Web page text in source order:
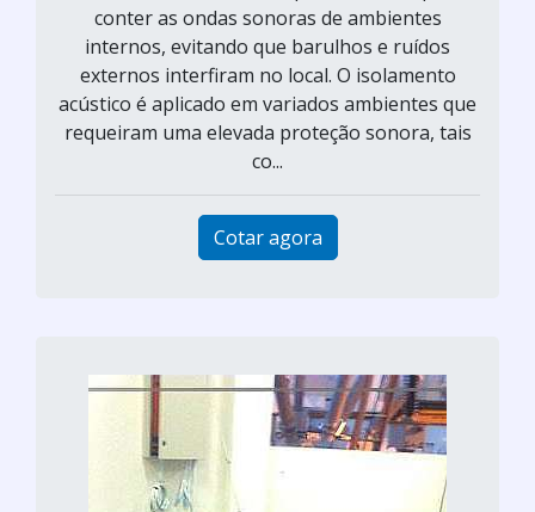
conter as ondas sonoras de ambientes
internos, evitando que barulhos e ruídos
externos interfiram no local. O isolamento
acústico é aplicado em variados ambientes que
requeiram uma elevada proteção sonora, tais
co...
Cotar agora